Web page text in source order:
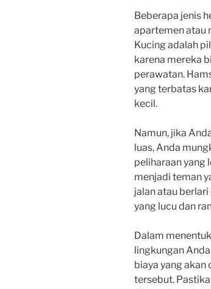
Beberapa jenis
apartemen atau
Kucing adalah
karena mereka
perawatan.
yang terbatas
kecil.
Namun, jika
luas, Anda
peliharaan yang
menjadi teman
jalan atau
yang lucu dan
Dalam
lingkungan
biaya yang
tersebut.